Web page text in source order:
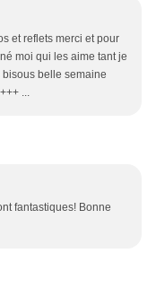
et reflets merci et pour
moi qui les aime tant je
bisous belle semaine
...
fantastiques! Bonne